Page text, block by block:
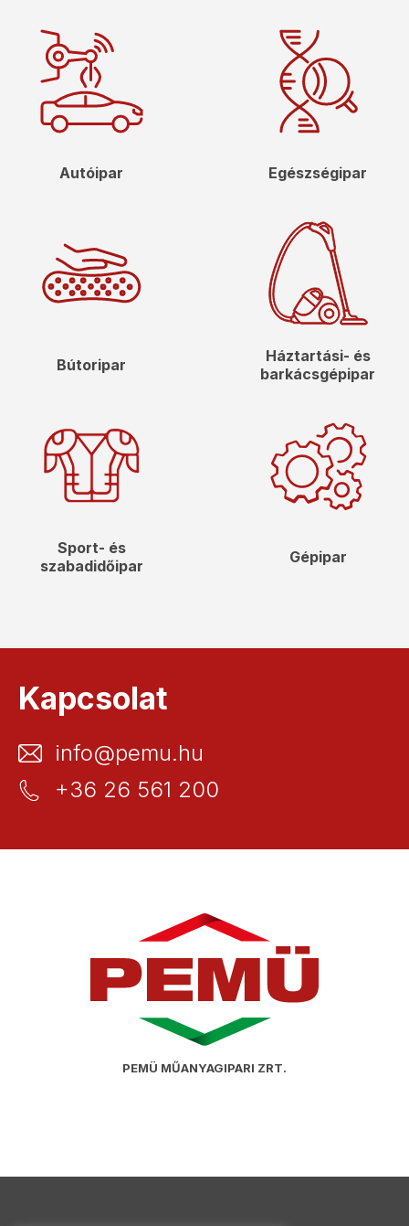
Autóipar Egészségipar
Bútoripar
Háztartási- és
barkácsgépipar
Sport- és
szabadidőipar
Gépipar
Kapcsolat
info@pemu.hu
+36 26 561 200
PEMÜ MŰANYAGIPARI ZRT.